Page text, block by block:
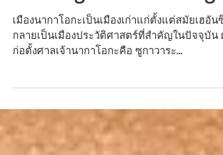
เจ้า Nagaoka Tenmangu
เมืองนากาโอกะเป็นเมืองเก่าแก่ตั้งแต่สมัยเฮอันซึ่ง
กลายเป็นเมืองประวัติศาสตร์ที่สำคัญในปัจจุบัน ผู้